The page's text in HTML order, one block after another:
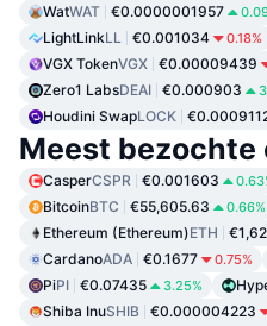
WatWAT €0.0000001957
LightLinkLL €0.001034 0.18%
VGX TokenVGX €0.00009439
Zero1 LabsDEAI €0.000903
Houdini SwapLOCK
Meest
CasperCSPR €0.001603
BitcoinBTC €55,605.63 0.66%
Ethereum (Ethereum)ETH
CardanoADA €0.1677 0.75%
PiPI €0.07435 3.25%
Shiba InuSHIB €0.000004223